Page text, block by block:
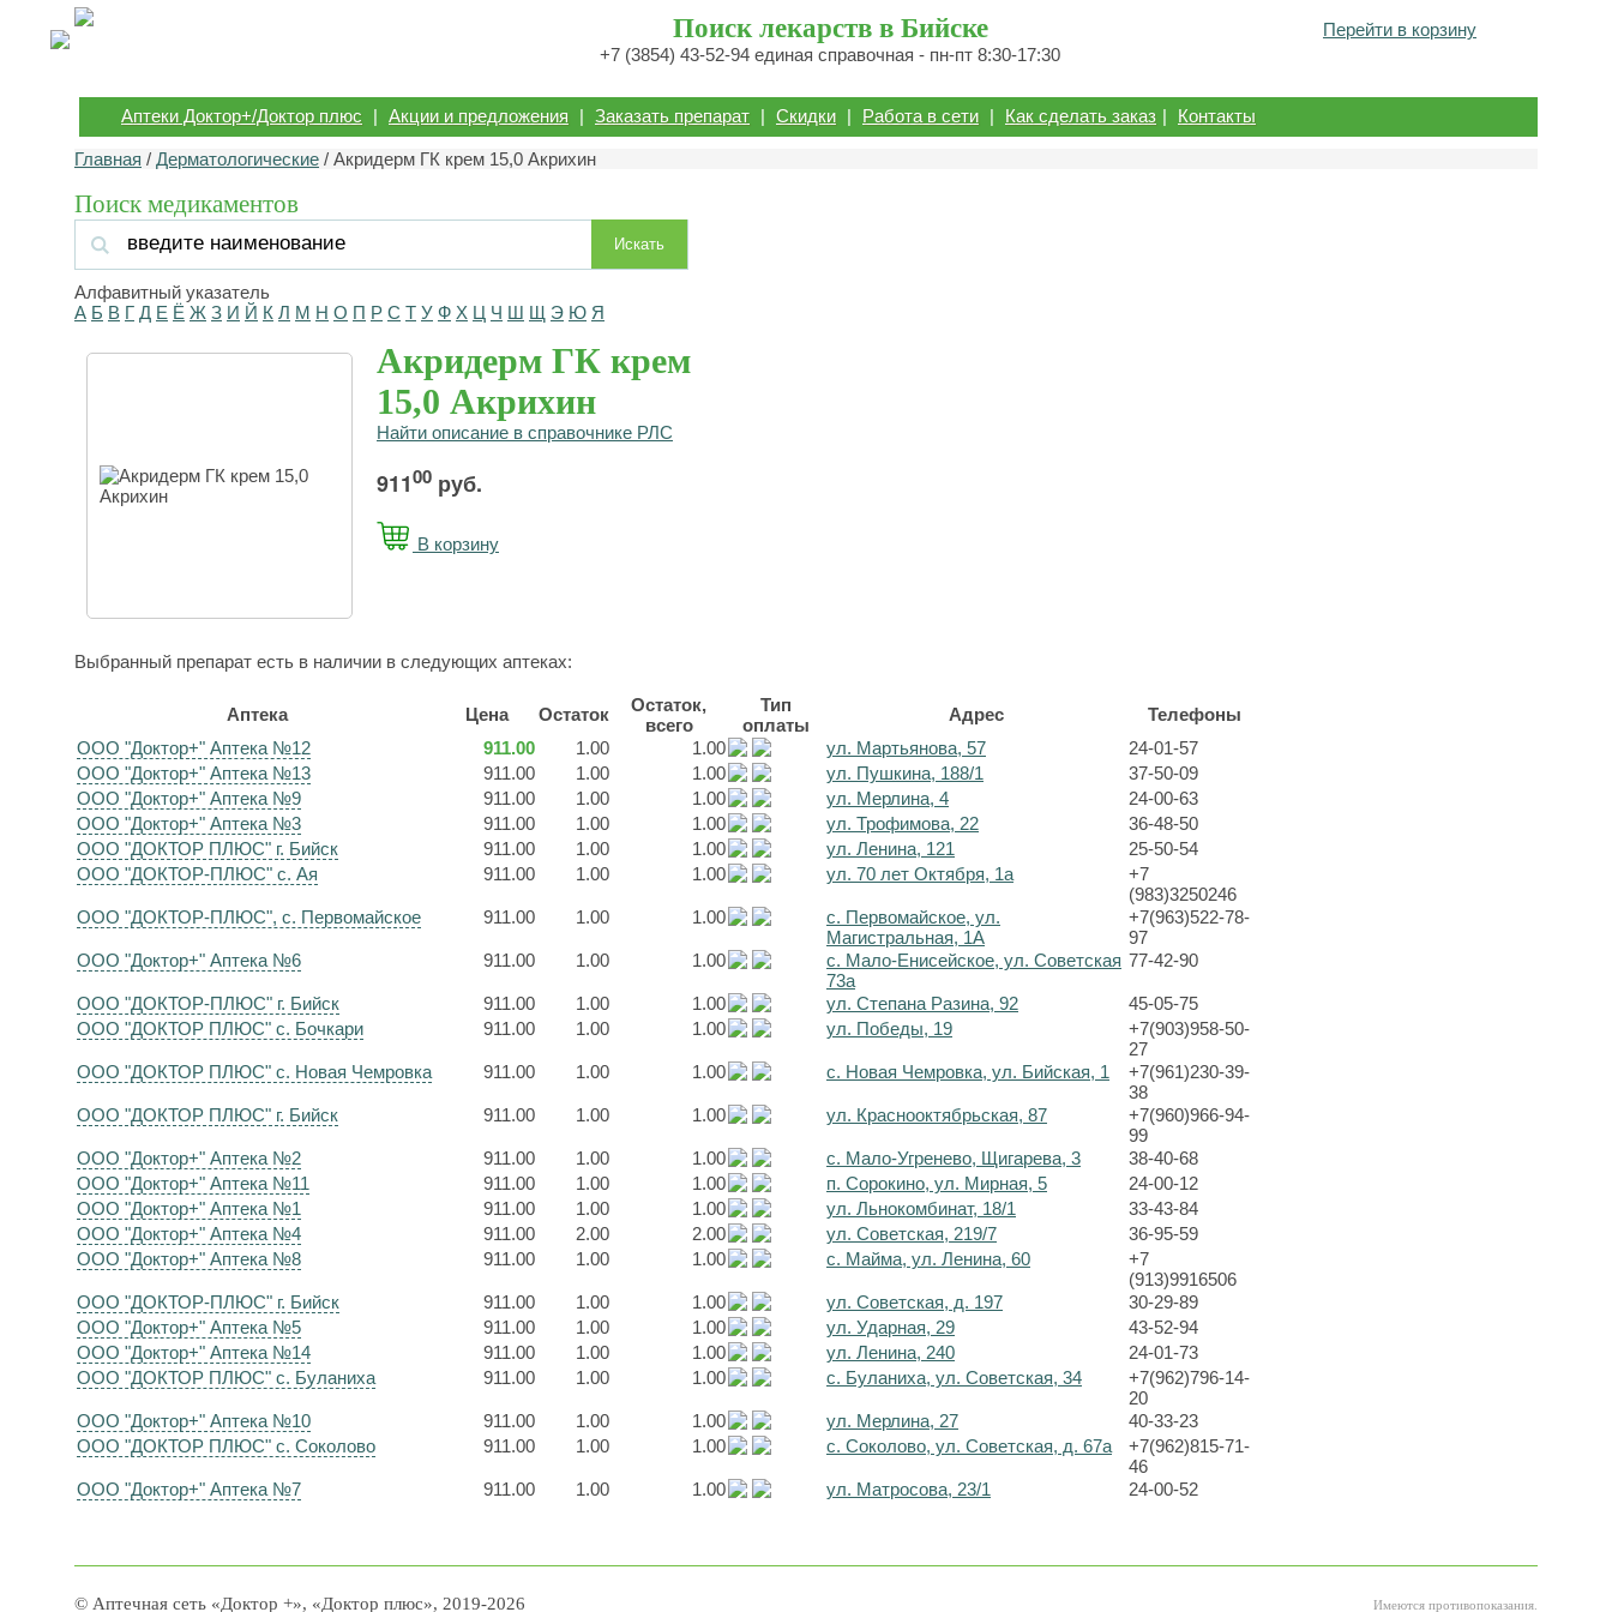
Поиск лекарств в Бийске
+7 (3854) 43-52-94 единая справочная - пн-пт 8:30-17:30
Перейти в корзину
Аптеки Доктор+/Доктор плюс | Акции и предложения | Заказать препарат | Скидки | Работа в сети | Как сделать заказ | Контакты
Главная / Дерматологические / Акридерм ГК крем 15,0 Акрихин
Поиск медикаментов
Искать
Алфавитный указатель
А Б В Г Д Е Ё Ж З И Й К Л М Н О П Р С Т У Ф Х Ц Ч Ш Щ Э Ю Я
Акридерм ГК крем
15,0 Акрихин
Найти описание в справочнике РЛС
91100 руб.
В корзину
Выбранный препарат есть в наличии в следующих аптеках:
Аптека Цена Остаток
Остаток,
всего
Тип
оплаты
Адрес
Телефоны
ООО "Доктор+" Аптека №12
911.00 1.00 1.00 ул. Мартьянова, 57
24-01-57
ООО "Доктор+" Аптека №13
911.00 1.00 1.00 ул. Пушкина, 188/1
37-50-09
ООО "Доктор+" Аптека №9
911.00 1.00 1.00 ул. Мерлина, 4
24-00-63
ООО "Доктор+" Аптека №3
911.00 1.00 1.00 ул. Трофимова, 22
36-48-50
ООО "ДОКТОР ПЛЮС" г. Бийск
911.00 1.00 1.00 ул. Ленина, 121
25-50-54
ООО "ДОКТОР-ПЛЮС" с. Ая
911.00 1.00 1.00 ул. 70 лет Октября, 1а
+7
(983)3250246
ООО "ДОКТОР-ПЛЮС", с. Первомайское
911.00 1.00 1.00
с. Первомайское, ул.
Магистральная, 1А
+7(963)522-78-
97
ООО "Доктор+" Аптека №6
911.00 1.00 1.00
с. Мало-Енисейское, ул. Советская
73а
77-42-90
ООО "ДОКТОР-ПЛЮС" г. Бийск 911.00 1.00 1.00 ул. Степана Разина, 92
45-05-75
ООО "ДОКТОР ПЛЮС" с. Бочкари
911.00 1.00 1.00 ул. Победы, 19
+7(903)958-50-
27
ООО "ДОКТОР ПЛЮС" с. Новая Чемровка
911.00 1.00 1.00 с. Новая Чемровка, ул. Бийская, 1
+7(961)230-39-
38
ООО "ДОКТОР ПЛЮС" г. Бийск
911.00 1.00 1.00 ул. Краснооктябрьская, 87
+7(960)966-94-
99
ООО "Доктор+" Аптека №2
911.00 1.00 1.00 с. Мало-Угренево, Щигарева, 3
38-40-68
ООО "Доктор+" Аптека №11
911.00 1.00 1.00 п. Сорокино, ул. Мирная, 5
24-00-12
ООО "Доктор+" Аптека №1
911.00 1.00 1.00 ул. Льнокомбинат, 18/1
33-43-84
ООО "Доктор+" Аптека №4
911.00 2.00 2.00 ул. Советская, 219/7
36-95-59
ООО "Доктор+" Аптека №8
911.00 1.00 1.00 с. Майма, ул. Ленина, 60
+7
(913)9916506
ООО "ДОКТОР-ПЛЮС" г. Бийск
911.00 1.00 1.00 ул. Советская, д. 197
30-29-89
ООО "Доктор+" Аптека №5
911.00 1.00 1.00 ул. Ударная, 29
43-52-94
ООО "Доктор+" Аптека №14
911.00 1.00 1.00 ул. Ленина, 240
24-01-73
ООО "ДОКТОР ПЛЮС" с. Буланиха
911.00 1.00 1.00 с. Буланиха, ул. Советская, 34
+7(962)796-14-
20
ООО "Доктор+" Аптека №10
911.00 1.00 1.00 ул. Мерлина, 27
40-33-23
ООО "ДОКТОР ПЛЮС" с. Соколово
911.00 1.00 1.00 с. Соколово, ул. Советская, д. 67а
+7(962)815-71-
46
ООО "Доктор+" Аптека №7
911.00 1.00 1.00 ул. Матросова, 23/1 24-00-52
© Аптечная сеть «Доктор +», «Доктор плюс», 2019-2026 Имеются противопоказания.